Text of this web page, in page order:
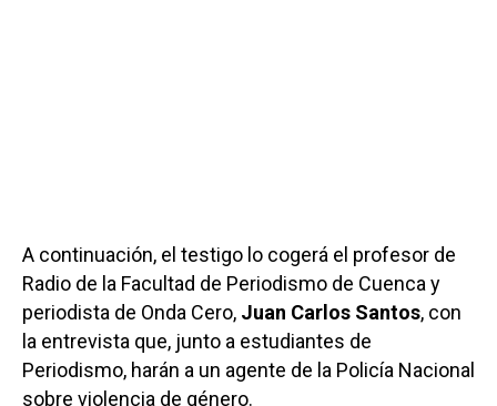
A continuación, el testigo lo cogerá el profesor de
Radio de la Facultad de Periodismo de Cuenca y
periodista de Onda Cero, Juan Carlos Santos, con
la entrevista que, junto a estudiantes de
Periodismo, harán a un agente de la Policía Nacional
sobre violencia de género.